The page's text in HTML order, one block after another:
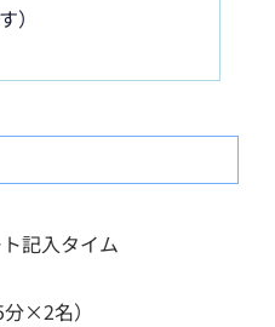
）
記入タイム
×2名）